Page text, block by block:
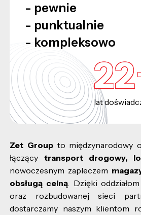
- pewnie
- punktualnie
- kompleksowo
30
lat
Zet Groupto międzynarodowy
łączący transport drogowy,
nowoczesnym zapleczem
obsługą celną. Dzięki
oraz rozbudowanej sieci
dostarczamy naszym klientom